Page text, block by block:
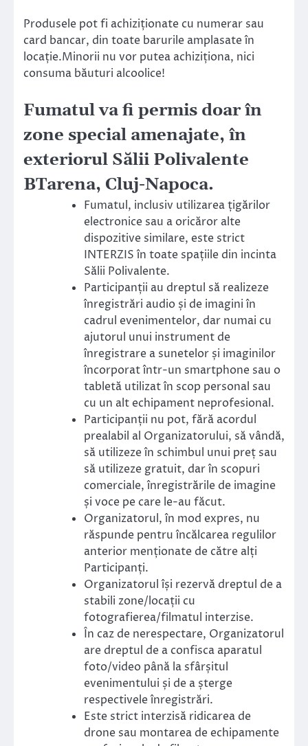
Produsele pot fi achiziționate cu numerar sau
card bancar, din toate barurile amplasate în
locație.Minorii nu vor putea achiziționa, nici
consuma băuturi alcoolice!
Fumatul va fi permis doar în
zone special amenajate, în
exteriorul Sălii Polivalente
BTarena, Cluj-Napoca.
Fumatul, inclusiv utilizarea țigărilor
electronice sau a oricăror alte
dispozitive similare, este strict
INTERZIS în toate spațiile din incinta
Sălii Polivalente.
Participanții au dreptul să realizeze
înregistrări audio și de imagini în
cadrul evenimentelor, dar numai cu
ajutorul unui instrument de
înregistrare a sunetelor și imaginilor
încorporat într-un smartphone sau o
tabletă utilizat în scop personal sau
cu un alt echipament neprofesional.
Participanții nu pot, fără acordul
prealabil al Organizatorului, să vândă,
să utilizeze în schimbul unui preț sau
să utilizeze gratuit, dar în scopuri
comerciale, înregistrările de imagine
și voce pe care le-au făcut.
Organizatorul, în mod expres, nu
răspunde pentru încălcarea regulilor
anterior menționate de către alți
Participanți.
Organizatorul își rezervă dreptul de a
stabili zone/locații cu
fotografierea/filmatul interzise.
În caz de nerespectare, Organizatorul
are dreptul de a confisca aparatul
foto/video până la sfârșitul
evenimentului și de a șterge
respectivele înregistrări.
Este strict interzisă ridicarea de
drone sau montarea de echipamente